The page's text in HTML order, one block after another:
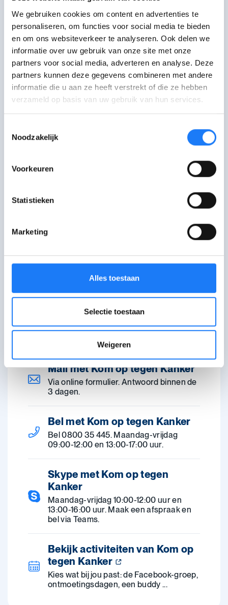
We gebruiken cookies om content en advertenties te
personaliseren, om functies voor social media te bieden
en om ons websiteverkeer te analyseren. Ook delen we
informatie over uw gebruik van onze site met onze
partners voor social media, adverteren en analyse. Deze
partners kunnen deze gegevens combineren met andere
informatie die u aan ze heeft verstrekt of die ze hebben
verzameld op basis van uw gebruik van hun services.
Noodzakelijk
Voorkeuren
Statistieken
Marketing
Alles toestaan
Selectie toestaan
Weigeren
Mail met CLB
Mail met het CLB van jouw school
Bel met CLB
Bel met het CLB van jouw school
Kom op tegen Kanker
Je kan bellen, chatten of mailen met de
Chat met Kom op tegen
13:00-17:00. Woensdag ook 19:30-22:30
Mail met Kom op tegen Kanker
Via online formulier. Antwoord binnen de
3 dagen.
Bel met Kom op tegen Kanker
Bel 0800 35 445. Maandag-vrijdag
09:00-12:00 en 13:00-17:00 uur.
Skype met Kom op tegen
Kanker
Maandag-vrijdag 10:00-12:00 uur en
13:00-16:00 uur. Maak een afspraak en
bel via Teams.
Bekijk activiteiten van Kom op
tegen Kanker
Kies wat bij jou past: de Facebook-groep,
ontmoetingsdagen, een buddy ...